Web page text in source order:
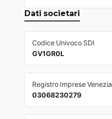
Dati societari
Codice Univoco SDI
GV1GR0L
Registro Imprese Venezia
03068230279